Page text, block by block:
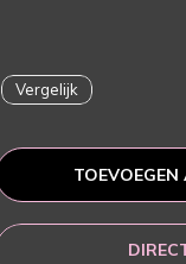
Vergelijk